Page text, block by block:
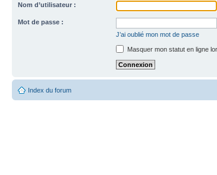
Nom d’utilisateur :
Mot de passe :
J’ai oublié mon mot de passe
Masquer mon statut en ligne
Index du forum